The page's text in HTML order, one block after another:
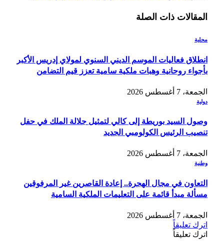
المقالات ذات الصلة
محلية
انطلاق فعاليات الموسم الديني السنوي لمولاي إدريس الأكبر
بأجواء روحانية وهبات ملكية سامية تعزز قيم التضامن
الجمعة، 7 أغسطس 2026
دولية
وصول السيد بوريطة إلى كالي لتمثيل جلالة الملك في حفل
تنصيب الرئيس الكولومبي الجديد
الجمعة، 7 أغسطس 2026
وطنية
التعاون في مجال الهجرة.. إعادة القاصرين غير المرفوقين
مسألة مبدأ قائمة على التعليمات الملكية السامية
الجمعة، 7 أغسطس 2026
اترك تعليقاً
اترك تعليقاً